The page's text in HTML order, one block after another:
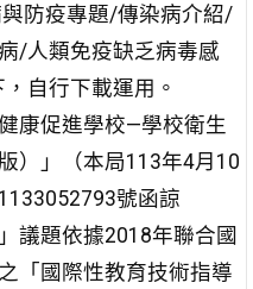
防疫專題/傳染病介紹/
/人類免疫缺乏病毒感
自行下載運用。
康促進學校—學校衛生
）」（本局113年4月10
號函諒
議題依據2018年聯合國
「國際性教育技術指導